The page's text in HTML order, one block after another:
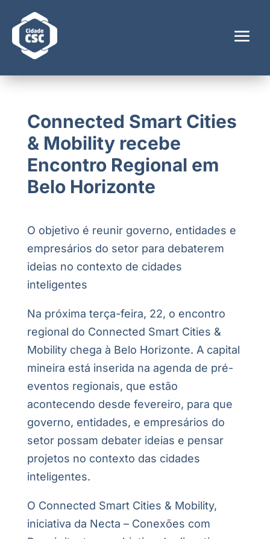
Connected Smart Cities
& Mobility recebe
Encontro Regional em
Belo Horizonte
O objetivo é reunir governo, entidades e
empresários do setor para debaterem
ideias no contexto de cidades
inteligentes
Na próxima terça-feira, 22, o encontro
regional do Connected Smart Cities &
Mobility chega à Belo Horizonte. A capital
mineira está inserida na agenda de pré-
eventos regionais, que estão
acontecendo desde fevereiro, para que
governo, entidades, e empresários do
setor possam debater ideias e pensar
projetos no contexto das cidades
inteligentes.
O Connected Smart Cities & Mobility,
iniciativa da Necta – Conexões com